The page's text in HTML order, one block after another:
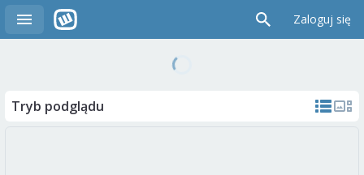
Zaloguj się
Tryb podglądu